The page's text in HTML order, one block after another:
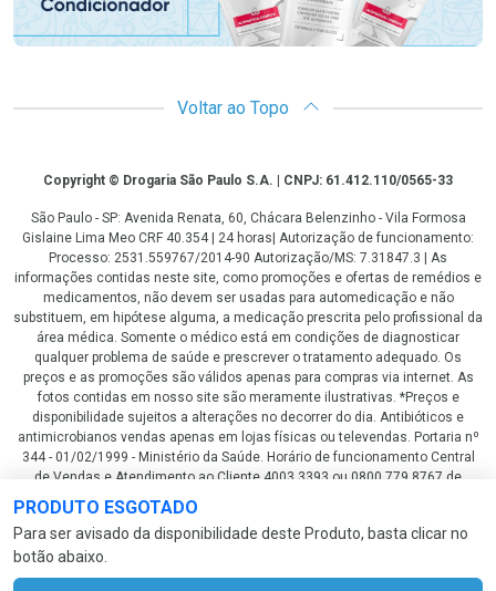
PRODUTO ESGOTADO
Para ser avisado da disponibilidade deste Produto, basta clicar no
botão abaixo.
Voltar ao Topo
CopyrightCopyright © Drogaria São Paulo S.A. | CNPJ: 61.412.110/0565-33
São Paulo - SP: Avenida Renata, 60, Chácara Belenzinho - Vila Formosa
Gislaine Lima Meo CRF 40.354 | 24 horas| Autorização de funcionamento:
Processo: 2531.559767/2014-90 Autorização/MS: 7.31847.3 | As
informações contidas neste site, como promoções e ofertas de remédios e
medicamentos, não devem ser usadas para automedicação e não
substituem, em hipótese alguma, a medicação prescrita pelo profissional da
área médica. Somente o médico está em condições de diagnosticar
qualquer problema de saúde e prescrever o tratamento adequado. Os
preços e as promoções são válidos apenas para compras via internet. As
fotos contidas em nosso site são meramente ilustrativas. *Preços e
disponibilidade sujeitos a alterações no decorrer do dia. Antibióticos e
antimicrobianos vendas apenas em lojas físicas ou televendas. Portaria nº
344 - 01/02/1999 - Ministério da Saúde. Horário de funcionamento Central
de Vendas e Atendimento ao Cliente 4003 3393 ou 0800 779 8767 de
LGPD Aceite os Cookies